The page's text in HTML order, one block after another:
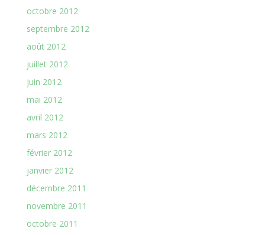
octobre 2012
septembre 2012
août 2012
juillet 2012
juin 2012
mai 2012
avril 2012
mars 2012
février 2012
janvier 2012
décembre 2011
novembre 2011
octobre 2011